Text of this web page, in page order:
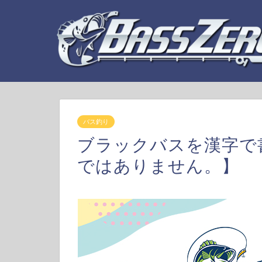
バス釣り
ブラックバスを漢字で
ではありません。】